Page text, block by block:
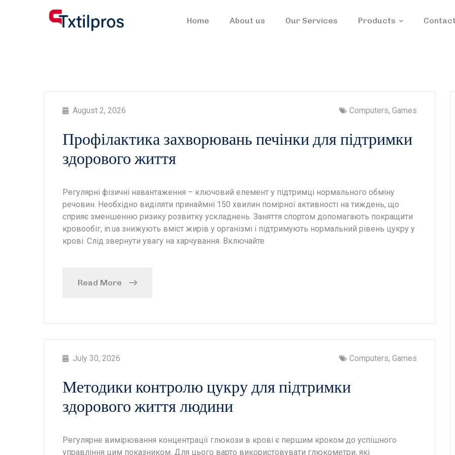
Home About us Our Services Products
August 2, 2026 Computers, Games
Профілактика захворювань печінки для підтримки
здорового життя
Регулярні фізичні навантаження – ключовий елемент у підтримці нормального обміну
речовин. Необхідно виділяти принаймні 150 хвилин помірної активності на тиждень, що
сприяє зменшенню ризику розвитку ускладнень. Заняття спортом допомагають покращити
кровообіг, in.ua знижують вміст жирів у організмі і підтримують нормальний рівень цукру у
крові. Слід звернути увагу на харчування. Включайте
Read More
July 30, 2026 Computers, Games
Методики контролю цукру для підтримки
здорового життя людини
Регулярне вимірювання концентрації глюкози в крові є першим кроком до успішного
управління цим показником. Для цього варто використовувати глюкометри, які